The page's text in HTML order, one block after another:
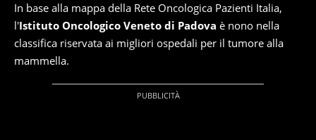
In base alla mappa della Rete Oncologica Pazienti Italia,
l'Istituto Oncologico Veneto di Padova è nono nella
classifica riservata ai migliori ospedali per il tumore alla
mammella.